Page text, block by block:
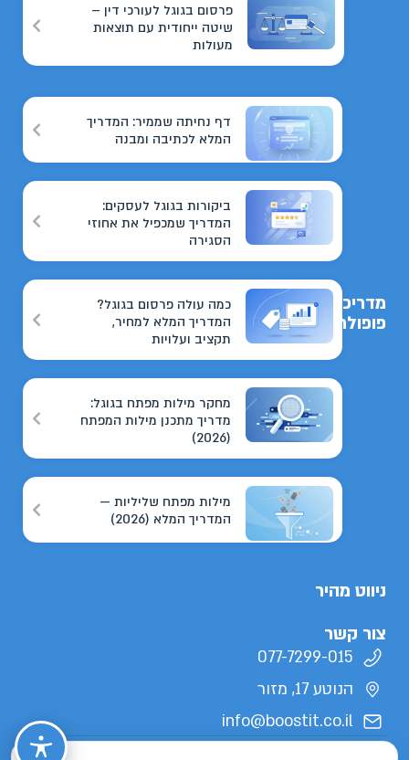
פרסום בגוגל לעורכי דין –
שיטה ייחודית עם תוצאות
מעולות
מדריכים
פופולריים
דף נחיתה שממיר: המדריך
המלא לכתיבה ומבנה
ביקורות בגוגל לעסקים:
המדריך שמכפיל את אחוזי
הסגירה
כמה עולה פרסום בגוגל?
המדריך המלא למחיר,
תקציב ועלויות
מחקר מילות מפתח בגוגל:
מדריך מתכנן מילות המפתח
(2026)
מילות מפתח שליליות —
המדריך המלא (2026)
ניווט מהיר
צור קשר
077-7299-015
הנוטע 17, מזור
info@boostit.co.il